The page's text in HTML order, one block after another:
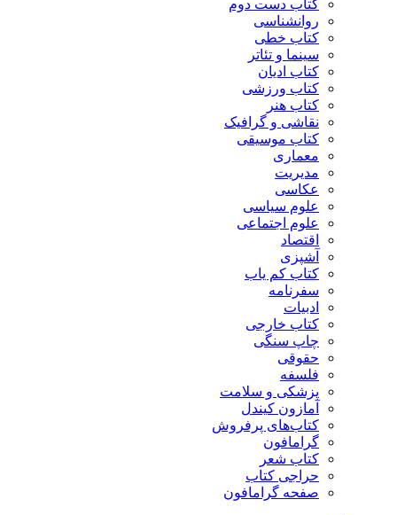
کتاب دست دوم
روانشناسی
کتاب خطی
سینما و تئاتر
کتاب ادیان
کتاب ورزشی
کتاب هنر
نقاشی و گرافیک
کتاب موسیقی
معماری
مدیریت
عکاسی
علوم سیاسی
علوم اجتماعی
اقتصاد
آشپزی
کتاب کم یاب
سفرنامه
ادبیات
کتاب خارجی
چاپ سنگی
حقوقی
فلسفه
پزشکی و سلامت
آمازون کیندل
کتاب‌های پرفروش
گرامافون
کتاب شعر
حراجی کتاب
صفحه گرامافون